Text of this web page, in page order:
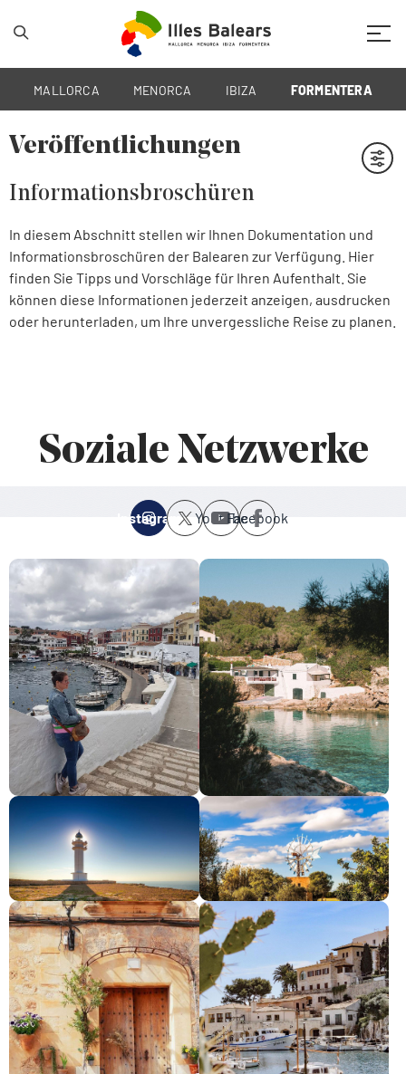
MALLORCA MENORCA IBIZA FORMENTERA
Filtre
Veröffentlichungen
Informationsbroschüren
In diesem Abschnitt stellen wir Ihnen Dokumentation und
Informationsbroschüren der Balearen zur Verfügung. Hier
finden Sie Tipps und Vorschläge für Ihren Aufenthalt. Sie
können diese Informationen jederzeit anzeigen, ausdrucken
oder herunterladen, um Ihre unvergessliche Reise zu planen.
Soziale Netzwerke
Instagram YoutubeFacebook